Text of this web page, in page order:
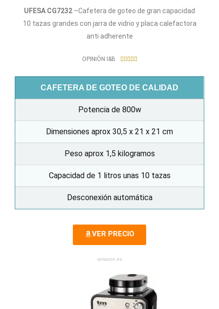
UFESA CG7232 –Cafetera de goteo de gran capacidad
10 tazas grandes con jarra de vidrio y placa calefactora
anti adherente
OPINIÓN I&B 5
5
CAFETERA DE GOTEO DE CALIDAD
Potencia de 800w
Dimensiones aprox 30,5 x 21 x 21 cm
Peso aprox 1,5 kilogramos
Capacidad de 1 litros unas 10 tazas
Desconexión automática
VER PRECIO
amazon.es